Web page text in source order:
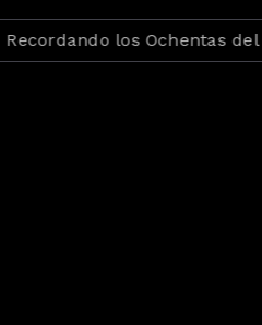
los Ochentas del 4 de